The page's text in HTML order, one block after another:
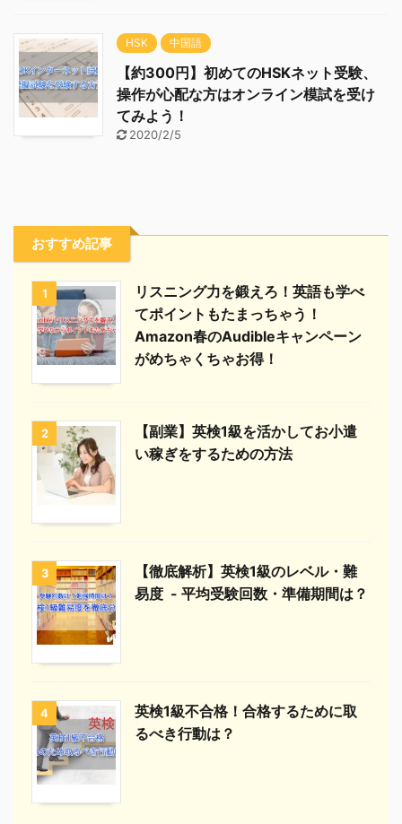
HSK 中国語
【約300円】初めてのHSKネット受験、
操作が心配な方はオンライン模試を受け
てみよう！
2020/2/5
おすすめ記事
1
リスニング力を鍛えろ！英語も学べ
てポイントもたまっちゃう！
Amazon春のAudibleキャンペーン
がめちゃくちゃお得！
2
【副業】英検1級を活かしてお小遣
い稼ぎをするための方法
3
【徹底解析】英検1級のレベル・難
易度 - 平均受験回数・準備期間は？
4
英検1級不合格！合格するために取
るべき行動は？